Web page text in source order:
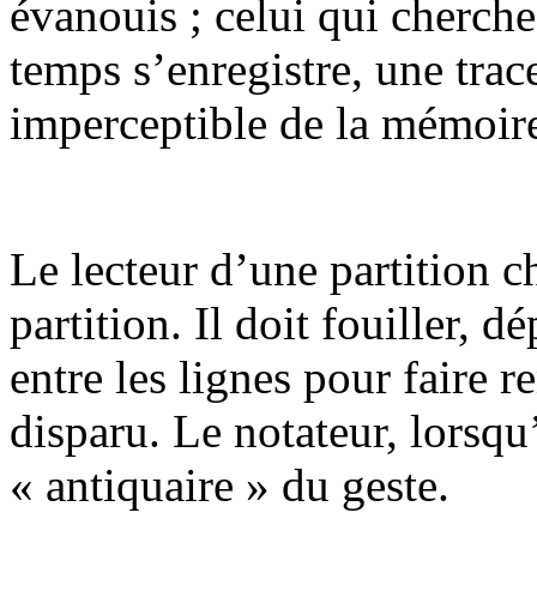
évanouis ; celui qui
temps s’enregistre, une
imperceptible de la
Le lecteur d’une partition
partition. Il doit fouiller,
entre les lignes pour faire
disparu. Le notateur,
« antiquaire » du geste.